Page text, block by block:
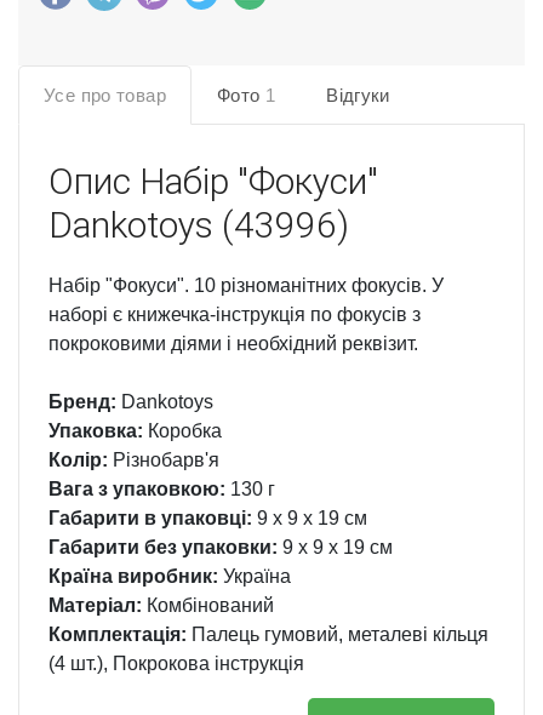
Усе про товар Фото 1 Відгуки
Опис Набір "Фокуси"
Dankotoys (43996)
Набір "Фокуси". 10 різноманітних фокусів. У
наборі є книжечка-інструкція по фокусів з
покроковими діями і необхідний реквізит.
Бренд: Dankotoys
Упаковка: Коробка
Колір: Різнобарв'я
Вага з упаковкою: 130 г
Габарити в упаковці: 9 x 9 x 19 см
Габарити без упаковки: 9 x 9 x 19 см
Країна виробник: Україна
Матеріал: Комбінований
Комплектація: Палець гумовий, металеві кільця
(4 шт.), Покрокова інструкція